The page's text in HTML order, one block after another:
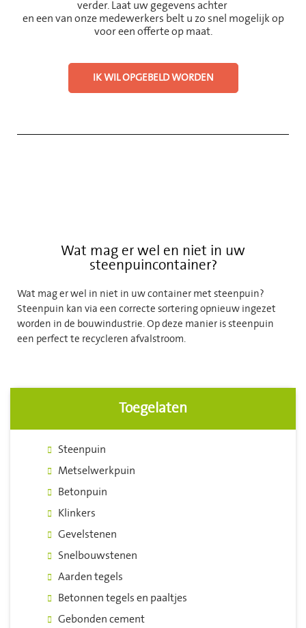
verder. Laat uw gegevens achter
en een van onze medewerkers belt u zo snel mogelijk op
voor een offerte op maat.
IK WIL OPGEBELD WORDEN
Wat mag er wel en niet in uw
steenpuincontainer?
Wat mag er wel in niet in uw container met steenpuin?
Steenpuin kan via een correcte sortering opnieuw ingezet
worden in de bouwindustrie. Op deze manier is steenpuin
een perfect te recycleren afvalstroom.
Toegelaten
Steenpuin
Metselwerkpuin
Betonpuin
Klinkers
Gevelstenen
Snelbouwstenen
Aarden tegels
Betonnen tegels en paaltjes
Gebonden cement